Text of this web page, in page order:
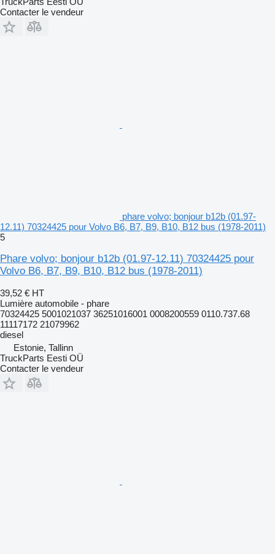
Contacter le vendeur
phare volvo; bonjour b12b (01.97-
12.11) 70324425 pour Volvo B6, B7, B9, B10, B12 bus (1978-2011)
5
Phare volvo; bonjour b12b (01.97-12.11) 70324425 pour
Volvo B6, B7, B9, B10, B12 bus (1978-2011)
39,52 € HT
Lumière automobile - phare
70324425 5001021037 36251016001 0008200559 0110.737.68
11117172 21079962
diesel
Estonie, Tallinn
TruckParts Eesti OÜ
Contacter le vendeur